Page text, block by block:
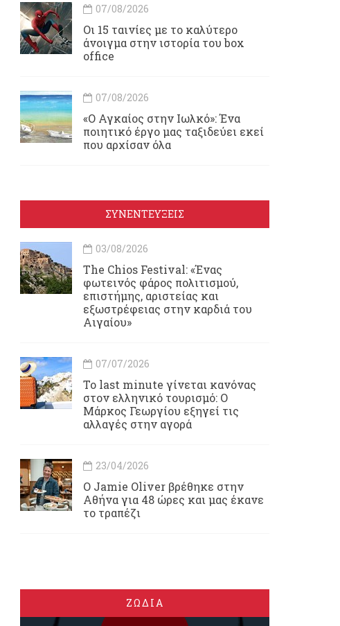
07/08/2026
Οι 15 ταινίες με το καλύτερο
άνοιγμα στην ιστορία του box
office
07/08/2026
«Ο Αγκαίος στην Ιωλκό»: Ένα
ποιητικό έργο μας ταξιδεύει εκεί
που αρχίσαν όλα
ΣΥΝΕΝΤΕΥΞΕΙΣ
03/08/2026
Τhe Chios Festival: «Ένας
φωτεινός φάρος πολιτισμού,
επιστήμης, αριστείας και
εξωστρέφειας στην καρδιά του
Αιγαίου»
07/07/2026
Το last minute γίνεται κανόνας
στον ελληνικό τουρισμό: Ο
Μάρκος Γεωργίου εξηγεί τις
αλλαγές στην αγορά
23/04/2026
Ο Jamie Oliver βρέθηκε στην
Αθήνα για 48 ώρες και μας έκανε
το τραπέζι
ΖΩΔΙΑ